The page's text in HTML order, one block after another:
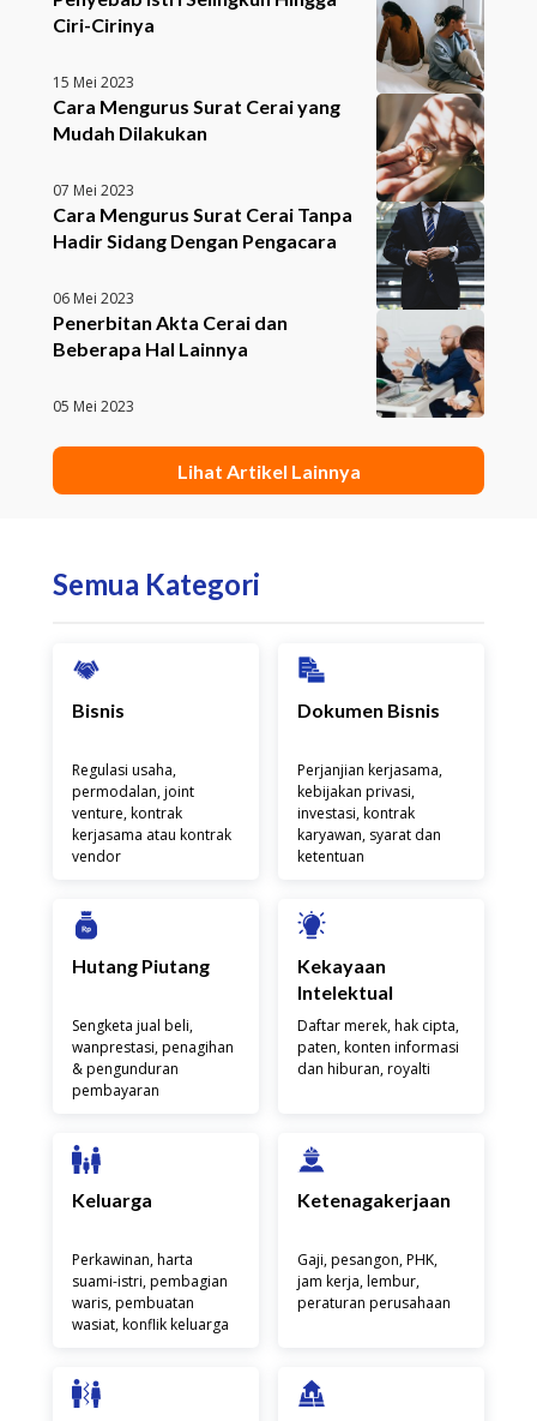
Ciri-Cirinya
15 Mei 2023
Cara Mengurus Surat Cerai yang
Mudah Dilakukan
07 Mei 2023
Cara Mengurus Surat Cerai Tanpa
Hadir Sidang Dengan Pengacara
06 Mei 2023
Penerbitan Akta Cerai dan
Beberapa Hal Lainnya
05 Mei 2023
Lihat Artikel Lainnya
Semua Kategori
Bisnis
Regulasi usaha,
permodalan, joint
venture, kontrak
kerjasama atau kontrak
vendor
Dokumen Bisnis
Perjanjian kerjasama,
kebijakan privasi,
investasi, kontrak
karyawan, syarat dan
ketentuan
Hutang Piutang
Sengketa jual beli,
wanprestasi, penagihan
& pengunduran
pembayaran
Kekayaan
Intelektual
Daftar merek, hak cipta,
paten, konten informasi
dan hiburan, royalti
Keluarga
Perkawinan, harta
suami-istri, pembagian
waris, pembuatan
wasiat, konflik keluarga
Ketenagakerjaan
Gaji, pesangon, PHK,
jam kerja, lembur,
peraturan perusahaan